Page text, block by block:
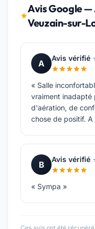
Avis Google —
Veuzain-sur-
A
Avis vérifié
« Salle
vraiment inadapté
d'aération, de
chose de positif.
B
Avis vérifié
« Sympa »